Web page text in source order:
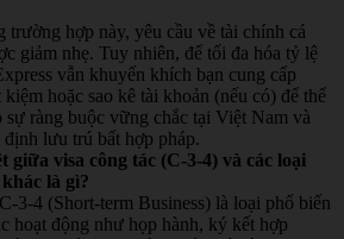
trường hợp này, yêu cầu về tài chính cá
giảm nhẹ. Tuy nhiên, để tối đa hóa tỷ lệ
vẫn khuyến khích bạn cung cấp
kiệm hoặc sao kê tài khoản (nếu có) để thể
sự ràng buộc vững chắc tại Việt Nam và
lưu trú bất hợp pháp.
giữa visa công tác (C-3-4) và các loại
là gì?
3-4 (Short-term Business) là loại phổ biến
hoạt động như họp hành, ký kết hợp